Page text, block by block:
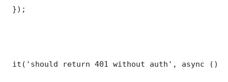
});
it('should return 401 without auth', async ()